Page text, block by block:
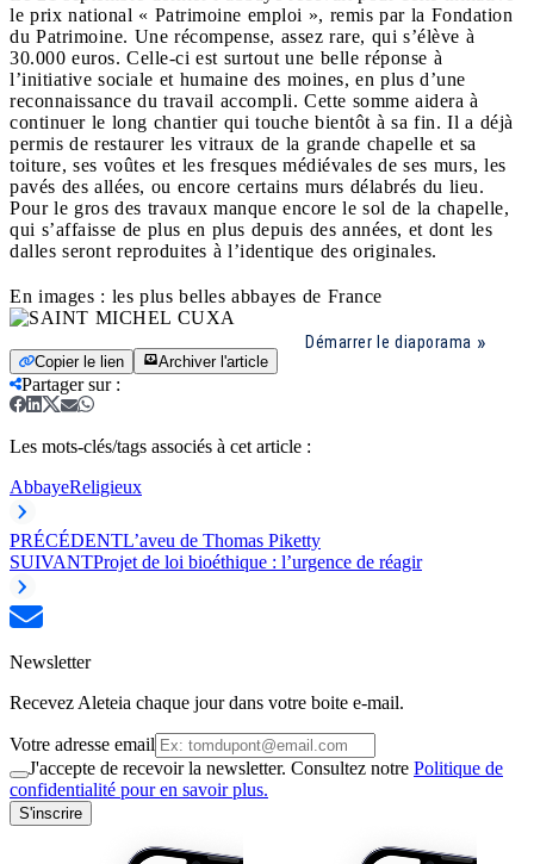
le prix national « Patrimoine emploi », remis par la Fondation
du Patrimoine. Une récompense, assez rare, qui s’élève à
30.000 euros. Celle-ci est surtout une belle réponse à
l’initiative sociale et humaine des moines, en plus d’une
reconnaissance du travail accompli. Cette somme aidera à
continuer le long chantier qui touche bientôt à sa fin. Il a déjà
permis de restaurer les vitraux de la grande chapelle et sa
toiture, ses voûtes et les fresques médiévales de ses murs, les
pavés des allées, ou encore certains murs délabrés du lieu.
Pour le gros des travaux manque encore le sol de la chapelle,
qui s’affaisse de plus en plus depuis des années, et dont les
dalles seront reproduites à l’identique des originales.
En images : les plus belles abbayes de France
Démarrer le diaporama
Copier le lien Archiver l'article
Partager sur:
Les mots-clés/tags associés à cet article :
AbbayeReligieux
PRÉCÉDENTL’aveu de Thomas Piketty
SUIVANTProjet de loi bioéthique : l’urgence de réagir
Newsletter
Recevez Aleteia chaque jour dans votre boite e-mail.
Votre adresse email
J'accepte de recevoir la newsletter. Consultez notre Politique de
confidentialité pour en savoir plus.
S'inscrire